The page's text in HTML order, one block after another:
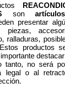
son
presentar
piezas,
ralladuras,
productos
tanto, no será
legal o al